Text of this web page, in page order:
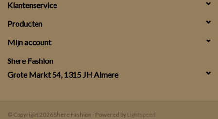
Klantenservice
Producten
Mijn account
Shere Fashion
Grote Markt 54, 1315 JH Almere
© Copyright 2026 Shere Fashion - Powered by Lightspeed